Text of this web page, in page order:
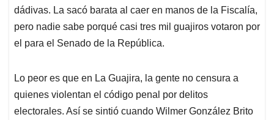
dádivas. La sacó barata al caer en manos de la Fiscalía,
pero nadie sabe porqué casi tres mil guajiros votaron por
el para el Senado de la República.
Lo peor es que en La Guajira, la gente no censura a
quienes violentan el código penal por delitos
electorales. Así se sintió cuando Wilmer González Brito